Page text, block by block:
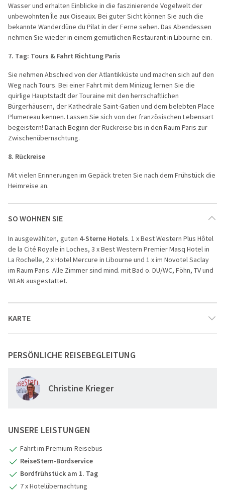
Wasser und erhalten Einblicke in die faszinierende Vogelwelt der
unbewohnten Île aux Oiseaux. Bei guter Sicht können Sie auch die
bekannte Wanderdüne du Pilat in der Ferne sehen. Das Abendessen
nehmen Sie wieder in einem gemütlichen Restaurant in Libourne ein.
7. Tag: Tours & Fahrt Richtung Paris
Sie nehmen Abschied von der Atlantikküste und machen sich auf den
Weg nach Tours. Bei einer Fahrt mit dem Minizug lernen Sie die
quirlige Hauptstadt der Touraine mit den herrschaftlichen
Bürgerhäusern, der Kathedrale Saint-Gatien und dem belebten Place
Plumereau kennen. Lassen Sie sich von der französischen Lebensart
begeistern! Danach Beginn der Rückreise bis in den Raum Paris zur
Zwischenübernachtung.
8. Rückreise
Mit vielen Erinnerungen im Gepäck treten Sie nach dem Frühstück die
Heimreise an.
SO WOHNEN SIE
In ausgewählten, guten 4-Sterne Hotels. 1 x Best Western Plus Hôtel
de la Cité Royale in Loches, 3 x Best Western Premier Masq Hotel in
La Rochelle, 2 x Hotel Mercure in Libourne und 1 x im Novotel Saclay
im Raum Paris. Alle Zimmer sind mind. mit Bad o. DU/WC, Föhn, TV und
WLAN ausgestattet.
KARTE
4
PERSÖNLICHE REISEBEGLEITUNG
Christine Krieger
UNSERE LEISTUNGEN
Fahrt im Premium-Reisebus
ReiseStern-Bordservice
Bordfrühstück am 1. Tag
7 x Hotelübernachtung